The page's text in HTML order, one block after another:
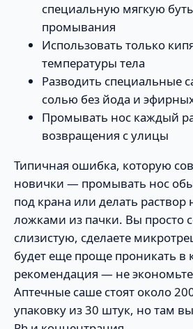
специальную мягкую
промывания
Использовать только
температуры тела
Разводить специальные
солью без йода и
Промывать нос каждый
возвращения с улицы
Типичная ошибка, которую
новички — промывать нос
под крана или делать раствор
ложками из пачки. Вы просто
слизистую, сделаете
будет еще проще проникать в
рекомендация — не
Аптечные саше стоят около
упаковку из 30 штук, но там